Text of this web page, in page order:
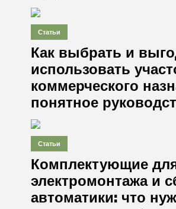
Статьи
Как выбрать и
использовать
коммерческого
понятное
Статьи
Комплектующие
электромонтажа и
автоматики: что